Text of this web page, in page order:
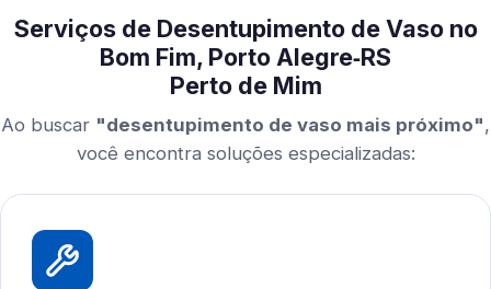
Serviços de Desentupimento de Vaso no
Bom Fim, Porto Alegre‑RS
Perto de Mim
Ao buscar "desentupimento de vaso mais próximo",
você encontra soluções especializadas: